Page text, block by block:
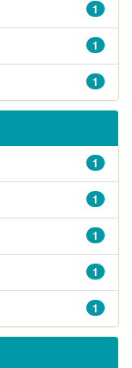
1
1
1
1
1
1
1
1